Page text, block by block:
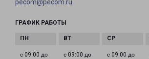
pecom@pecom.ru
ГРАФИК РАБОТЫ
с 09:00 до
с 09:00 до
с 09:00 до